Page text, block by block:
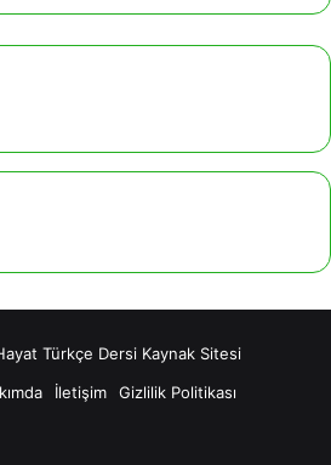
Türkçe Dersi Kaynak Sitesi
İletişim Gizlilik Politikası